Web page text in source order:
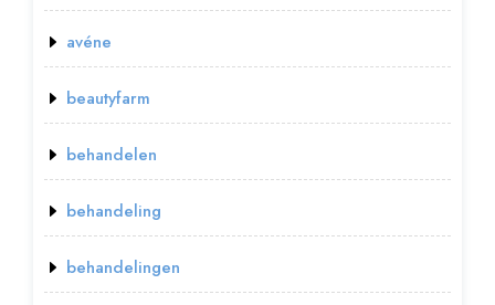
avéne
beautyfarm
behandelen
behandeling
behandelingen